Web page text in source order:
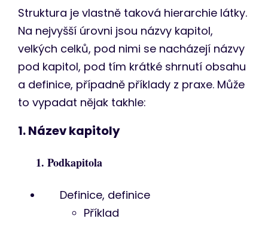
Struktura je vlastně taková hierarchie látky.
Na nejvyšší úrovni jsou názvy kapitol,
velkých celků, pod nimi se nacházejí názvy
pod kapitol, pod tím krátké shrnutí obsahu
a definice, případně příklady z praxe. Může
to vypadat nějak takhle:
1. Název kapitoly
1. Podkapitola
Definice, definice
Příklad